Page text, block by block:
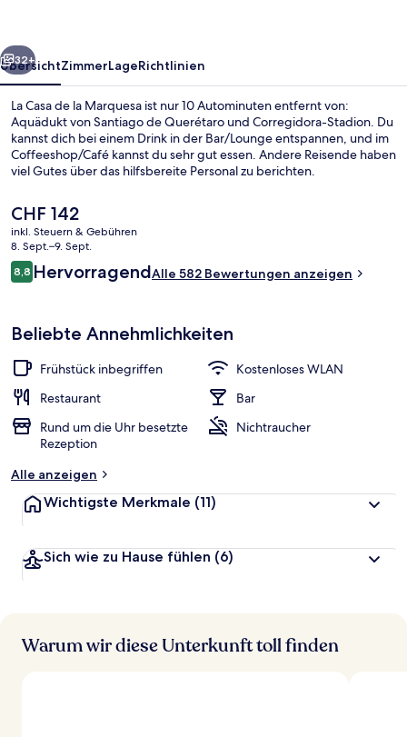
Weiter
32+
ÜbersichtZimmerLageRichtlinien
La Casa de la Marquesa ist nur 10 Autominuten entfernt von:
Aquädukt von Santiago de Querétaro und Corregidora-Stadion. Du
kannst dich bei einem Drink in der Bar/Lounge entspannen, und im
Coffeeshop/Café kannst du sehr gut essen. Andere Reisende haben
viel Gutes über das hilfsbereite Personal zu berichten.
Der
aktuelle
Preis
beträgt
CHF 142.
CHF 142
inkl. Steuern & Gebühren
8. Sept.–9. Sept.
Bewertungen
8,88,8 von 10.
HervorragendAlle 582 Bewertungen anzeigen
Beliebte Annehmlichkeiten
Frühstück inbegriffen
Kostenloses WLAN
Restaurant
Bar
Rund um die Uhr besetzte
Rezeption
Nichtraucher
Alle anzeigen
Wichtigste Merkmale (11)
Sich wie zu Hause fühlen (6)
Warum wir diese Unterkunft toll finden